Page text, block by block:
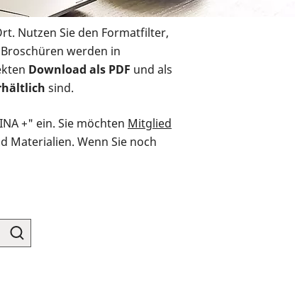
Nutzen Sie den Formatfilter,
werden in
Download als PDF und als
sind.
+" ein. Sie möchten Mitglied
Materialien. Wenn Sie noch